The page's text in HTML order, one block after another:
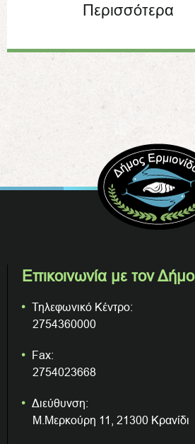
Περισσότερα
Επικοινωνία με τον Δήμο
Τηλεφωνικό Κέντρο:
2754360000
Fax:
2754023668
Διεύθυνση:
Μ.Μερκούρη 11, 21300 Κρανίδι